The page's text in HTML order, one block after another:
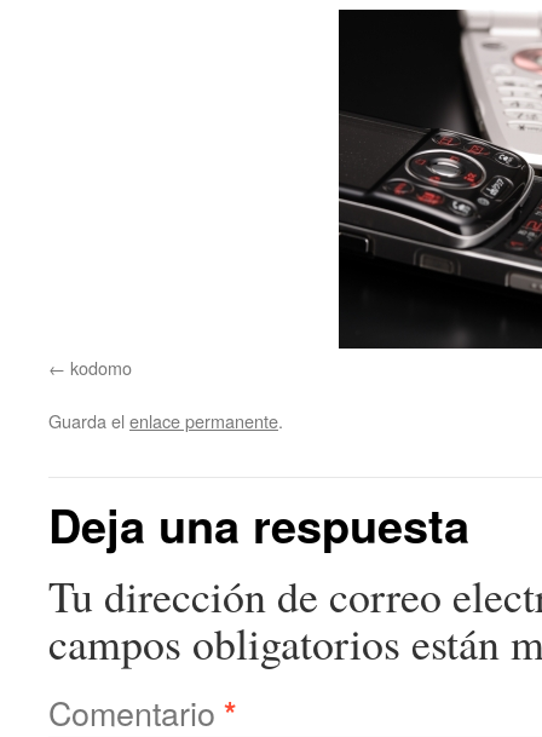
kodomo
Guarda el enlace permanente.
Deja una respuesta
Tu dirección de correo
campos obligatorios están
Comentario *